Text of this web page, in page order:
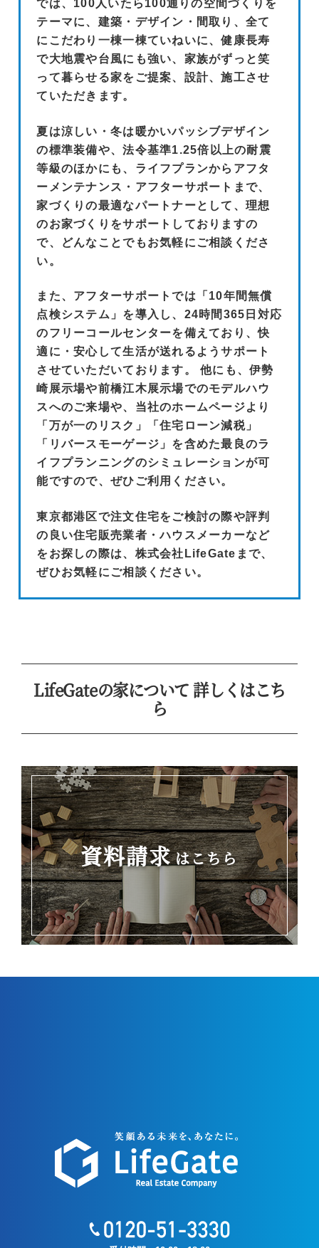
では、100人いたら100通りの空間づくりを
テーマに、建築・デザイン・間取り、全て
にこだわり一棟一棟ていねいに、健康長寿
で大地震や台風にも強い、家族がずっと笑
って暮らせる家をご提案、設計、施工させ
ていただきます。
夏は涼しい・冬は暖かいパッシブデザイン
の標準装備や、法令基準1.25倍以上の耐震
等級のほかにも、ライフプランからアフタ
ーメンテナンス・アフターサポートまで、
家づくりの最適なパートナーとして、理想
のお家づくりをサポートしておりますの
で、どんなことでもお気軽にご相談くださ
い。
また、アフターサポートでは「10年間無償
点検システム」を導入し、24時間365日対応
のフリーコールセンターを備えており、快
適に・安心して生活が送れるようサポート
させていただいております。 他にも、伊勢
崎展示場や前橋江木展示場でのモデルハウ
スへのご来場や、当社のホームページより
「万が一のリスク」「住宅ローン減税」
「リバースモーゲージ」を含めた最良のラ
イフプランニングのシミュレーションが可
能ですので、ぜひご利用ください。
東京都港区で注文住宅をご検討の際や評判
の良い住宅販売業者・ハウスメーカーなど
をお探しの際は、株式会社LifeGateまで、
ぜひお気軽にご相談ください。
LifeGateの家について 詳しくはこち
ら
資料請求はこちら